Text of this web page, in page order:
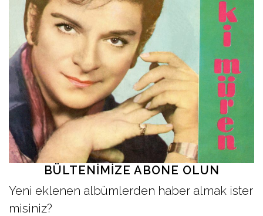
İletişim
en
BÜLTENIMIZE ABONE OLUN
Yeni eklenen albümlerden haber almak ister
misiniz?